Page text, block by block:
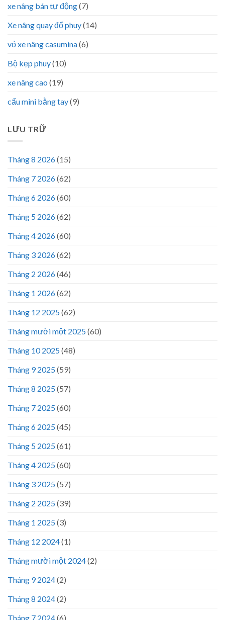
xe nâng bán tự động(7)
Xe nâng quay đổ phuy(14)
vỏ xe nâng casumina(6)
Bộ kẹp phuy(10)
xe nâng cao (19)
cẩu mini bằng tay(9)
LƯU TRỮ
Tháng 8 2026(15)
Tháng 7 2026(62)
Tháng 6 2026(60)
Tháng 5 2026(62)
Tháng 4 2026(60)
Tháng 3 2026(62)
Tháng 2 2026(46)
Tháng 1 2026(62)
Tháng 12 2025(62)
Tháng mười một 2025(60)
Tháng 10 2025(48)
Tháng 9 2025(59)
Tháng 8 2025(57)
Tháng 7 2025(60)
Tháng 6 2025(45)
Tháng 5 2025(61)
Tháng 4 2025(60)
Tháng 3 2025(57)
Tháng 2 2025(39)
Tháng 1 2025(3)
Tháng 12 2024(1)
Tháng mười một 2024(2)
Tháng 9 2024(2)
Tháng 8 2024(2)
Tháng 7 2024(6)